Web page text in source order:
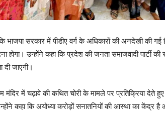
भाजपा सरकार में पीडीए वर्ग के अधिकारों की अनदेखी की
होगा। उन्होंने कहा कि प्रदेश की जनता समाजवादी पार्टी
दी जाएगी।
मंदिर में चढ़ावे की कथित चोरी के मामले पर प्रतिक्रिया
कहा कि अयोध्या करोड़ों सनातनियों की आस्था का केंद्र